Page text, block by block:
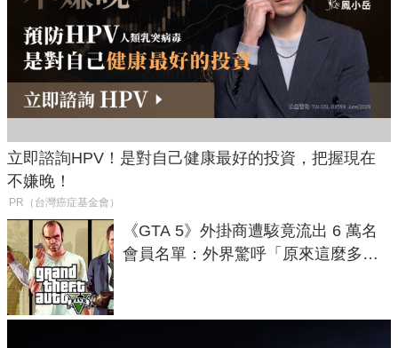
立即諮詢HPV！是對自己健康最好的投資，把握現在
不嫌晚！
PR（台灣癌症基金會）
《GTA 5》外掛商遭駭竟流出 6 萬名
會員名單：外界驚呼「原來這麼多人